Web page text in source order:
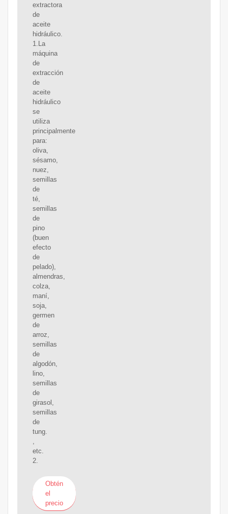
extractora
de
aceite
hidráulico.
1.La
máquina
de
extracción
de
aceite
hidráulico
se
utiliza
principalmente
para:
oliva,
sésamo,
nuez,
semillas
de
té,
semillas
de
pino
(buen
efecto
de
pelado),
almendras,
colza,
maní,
soja,
germen
de
arroz,
semillas
de
algodón,
lino,
semillas
de
girasol,
semillas
de
tung.
,
etc.
2.
Obtén
el
precio